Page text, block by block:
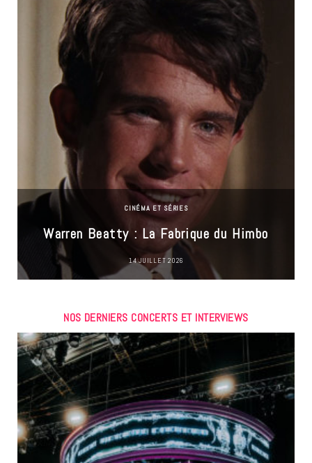
CINÉMA ET SÉRIES
Warren Beatty : La Fabrique du Himbo
14 JUILLET 2026
NOS DERNIERS CONCERTS ET INTERVIEWS